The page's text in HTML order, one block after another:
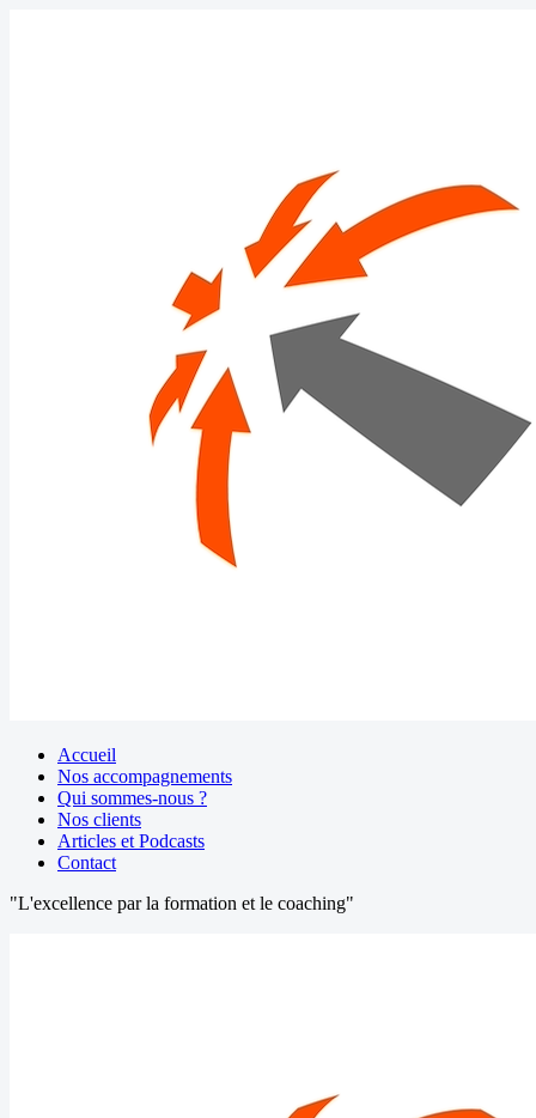
Accueil
Nos accompagnements
Qui sommes-nous ?
Nos clients
Articles et Podcasts
Contact
"L'excellence par la formation et le coaching"